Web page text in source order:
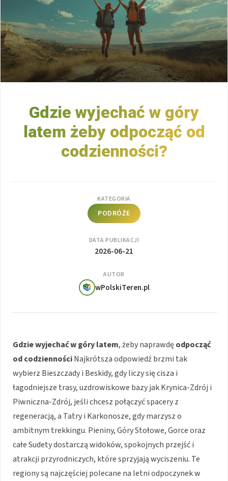
Gdzie wyjechać w góry
latem żeby odpocząć od
codzienności?
KATEGORIA
PODRÓŻE
DATA PUBLIKACJI
2026-06-21
AUTOR
wPolskiTeren.pl
Gdzie wyjechać w góry latem, żeby naprawdęodpocząć
od codziennościNajkrótsza odpowiedź brzmi tak
wybierz Bieszczady i Beskidy, gdy liczy się cisza i
łagodniejsze trasy, uzdrowiskowe bazy jak Krynica-Zdrój i
Piwniczna-Zdrój, jeśli chcesz połączyć spacery z
regeneracją, a Tatry i Karkonosze, gdy marzysz o
ambitnym trekkingu. Pieniny, Góry Stołowe, Gorce oraz
całe Sudety dostarczą widoków, spokojnych przejść i
atrakcji przyrodniczych, które sprzyjają wyciszeniu. Te
regiony są najczęściej polecane na letni odpoczynek w